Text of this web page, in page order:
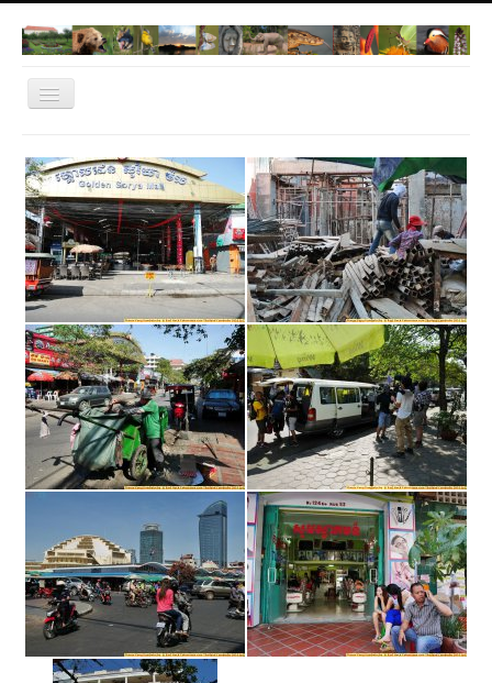
Navigation
Norwegen 2022
Dachau
Natur Fotos
Thailand
Bangkok
Cambodia
Vietnam
IT-Dachau